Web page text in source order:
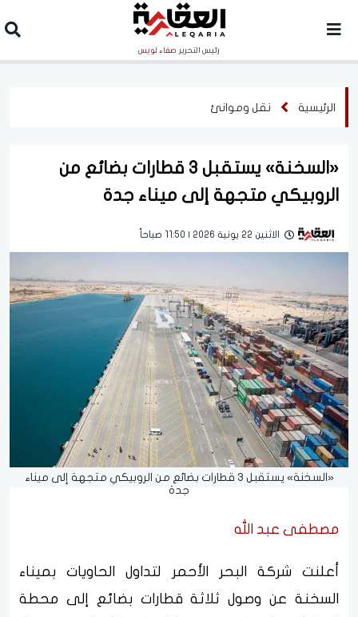
رئيس التحرير صفاء لويس
الرئيسية نقل وموانئ
«السخنة» يستقبل 3 قطارات بضائع من
الروبيكي متجهة إلى ميناء جدة
الاثنين 22 يونية 2026 | 11:50 صباحاً
«السخنة» يستقبل 3 قطارات بضائع من الروبيكي متجهة إلى ميناء
جدة
مصطفى عبد الله
أعلنت شركة البحر الأحمر لتداول الحاويات بميناء
السخنة عن وصول ثلاثة قطارات بضائع إلى محطة